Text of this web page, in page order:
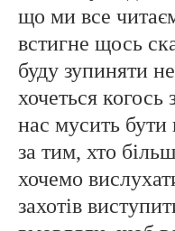
що ми все
встигне щось
буду зупиняти
хочеться
нас мусить бути
за тим, хто
хочемо
захотів